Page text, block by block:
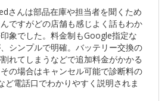
さんは部品在庫や担当者を聞くため
ですがどの店舗も感じよく話もわか
象でした。料金制もGoogle指定な
シンプルで明確。バッテリー交換の
れてしまうなどで追加料金がかかる
の場合はキャンセル可能で診断料の
ど電話口でわかりやすく説明されま